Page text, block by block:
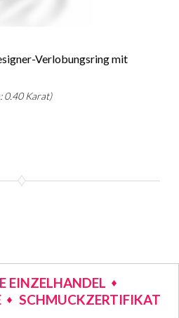
Verlobungsring mit
0.40 Karat)
EINZELHANDEL
SCHMUCKZERTIFIKAT